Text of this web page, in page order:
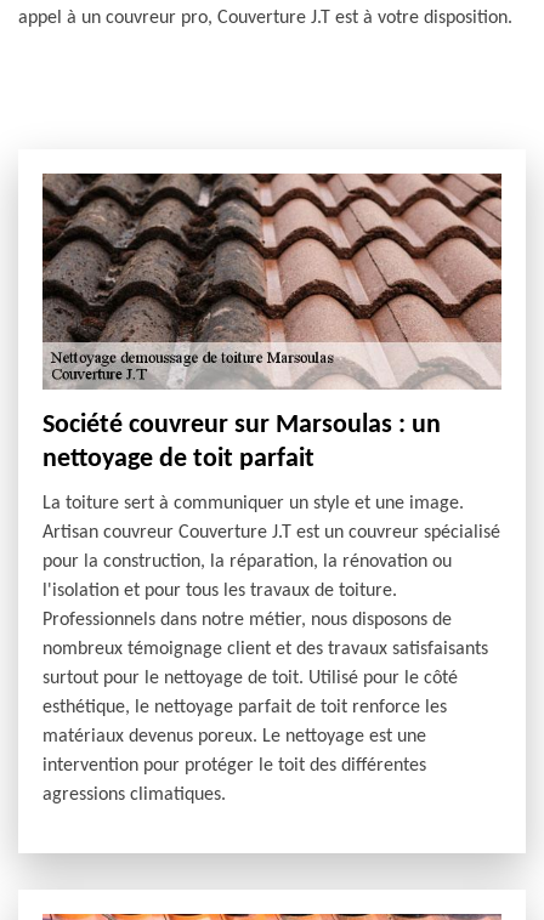
appel à un couvreur pro, Couverture J.T est à votre disposition.
Société couvreur sur Marsoulas : un
nettoyage de toit parfait
La toiture sert à communiquer un style et une image.
Artisan couvreur Couverture J.T est un couvreur spécialisé
pour la construction, la réparation, la rénovation ou
l'isolation et pour tous les travaux de toiture.
Professionnels dans notre métier, nous disposons de
nombreux témoignage client et des travaux satisfaisants
surtout pour le nettoyage de toit. Utilisé pour le côté
esthétique, le nettoyage parfait de toit renforce les
matériaux devenus poreux. Le nettoyage est une
intervention pour protéger le toit des différentes
agressions climatiques.